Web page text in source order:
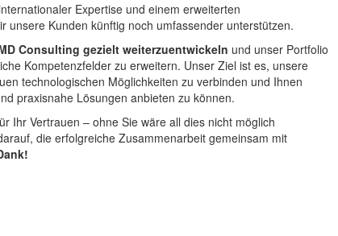
Expertise und einem erweiterten
unsere Kunden künftig noch umfassender unterstützen.
Consulting gezielt weiterzuentwickeln und unser Portfolio
Kompetenzfelder zu erweitern. Unser Ziel ist es, unsere
technologischen Möglichkeiten zu verbinden und Ihnen
praxisnahe Lösungen anbieten zu können.
Ihr Vertrauen – ohne Sie wäre all dies nicht möglich
die erfolgreiche Zusammenarbeit gemeinsam mit